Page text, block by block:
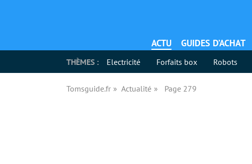
ACTU GUIDES D’ACHAT
THÈMES : Electricité Forfaits box Robots
Tomsguide.fr Actualité Page 279